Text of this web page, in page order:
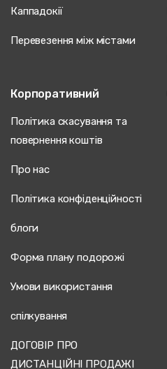
Каппадокії
Перевезення між містами
Корпоративний
Політика скасування та
повернення коштів
Про нас
Політика конфіденційності
блоги
Форма плану подорожі
Умови використання
спілкування
ДОГОВІР ПРО
ДИСТАНЦІЙНІ ПРОДАЖІ